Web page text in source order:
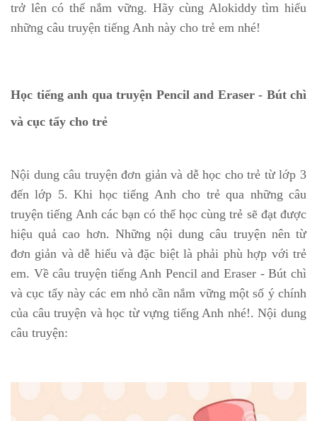
trở lên có thể nắm vững. Hãy cùng Alokiddy tìm hiểu
những câu truyện tiếng Anh này cho trẻ em nhé!
Học tiếng anh qua truyện Pencil and Eraser - Bút chì
và cục tẩy cho trẻ
Nội dung câu truyện đơn giản và dễ học cho trẻ từ lớp 3
đến lớp 5. Khi học tiếng Anh cho trẻ qua những câu
truyện tiếng Anh các bạn có thể học cùng trẻ sẽ đạt được
hiệu quả cao hơn. Những nội dung câu truyện nên từ
đơn giản và dễ hiểu và đặc biệt là phải phù hợp với trẻ
em. Về câu truyện tiếng Anh Pencil and Eraser - Bút chì
và cục tẩy này các em nhỏ cần nắm vững một số ý chính
của câu truyện và học từ vựng tiếng Anh nhé!. Nội dung
câu truyện: